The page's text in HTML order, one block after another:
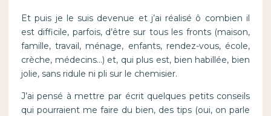
Et puis je le suis devenue et j’ai réalisé ô combien il
est difficile, parfois, d’être sur tous les fronts (maison,
famille, travail, ménage, enfants, rendez-vous, école,
crèche, médecins…) et, qui plus est, bien habillée, bien
jolie, sans ridule ni pli sur le chemisier.
J’ai pensé à mettre par écrit quelques petits conseils
qui pourraient me faire du bien, des tips (oui, on parle